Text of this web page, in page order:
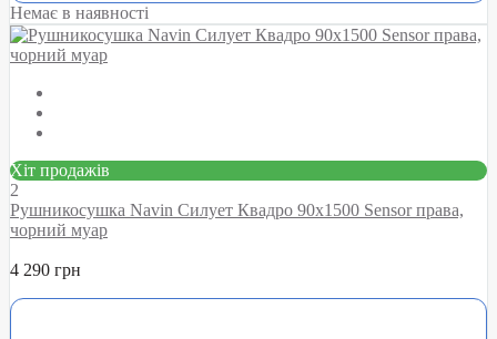
Немає в наявності
Хіт продажів
2
Рушникосушка Navin Силует Квадро 90х1500 Sensor права,
чорний муар
4 290 грн